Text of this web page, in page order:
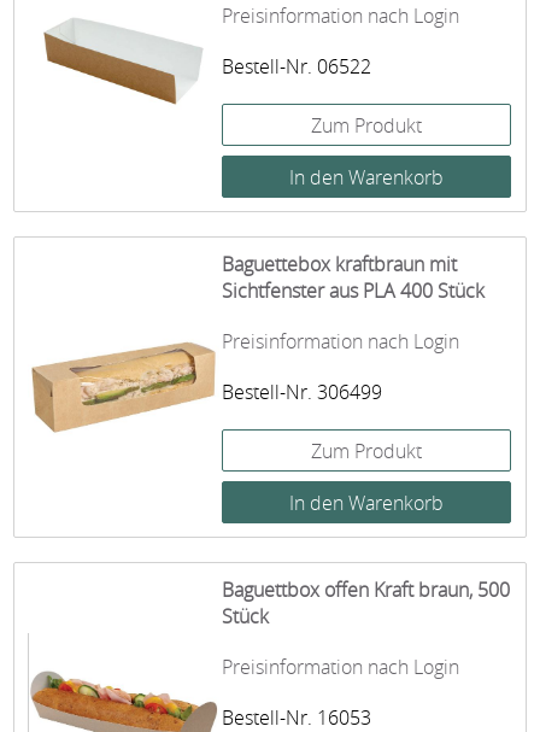
Preisinformation nach Login
Bestell-Nr. 06522
Zum Produkt
Baguettebox kraftbraun mit
Sichtfenster aus PLA 400 Stück
Preisinformation nach Login
Bestell-Nr. 306499
Zum Produkt
Baguettbox offen Kraft braun, 500
Stück
Preisinformation nach Login
Bestell-Nr. 16053